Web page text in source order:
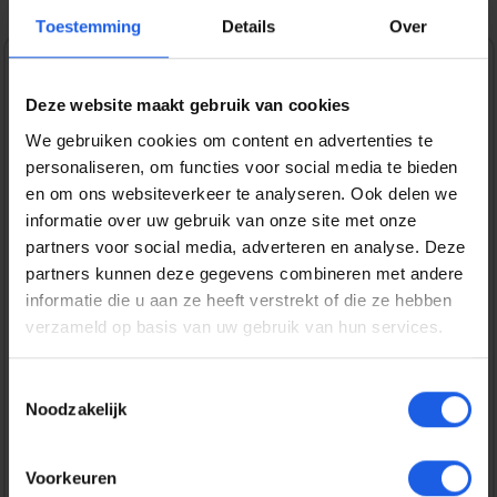
Toestemming Details Over
Deze website maakt gebruik van cookies
We gebruiken cookies om content en advertenties te
personaliseren, om functies voor social media te bieden
en om ons websiteverkeer te analyseren. Ook delen we
informatie over uw gebruik van onze site met onze
partners voor social media, adverteren en analyse. Deze
partners kunnen deze gegevens combineren met andere
informatie die u aan ze heeft verstrekt of die ze hebben
verzameld op basis van uw gebruik van hun services.
Noodzakelijk
Voorkeuren
€ 19,99
Prijzen incl. BTW en excl. verzendkosten
Beschikbaar, levertijd: 1-3 dagen
Bestel nu
BeHello